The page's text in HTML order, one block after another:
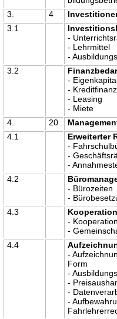
3. 4
3.1
-
- Lehrmittel
-
3.2
-
-
- Leasing
- Miete
4. 20
4.1
Erweiterter
-
-
-
4.2
- Bürozeiten
-
4.3
Kooperation
-
-
4.4
-
Form
-
-
-
-